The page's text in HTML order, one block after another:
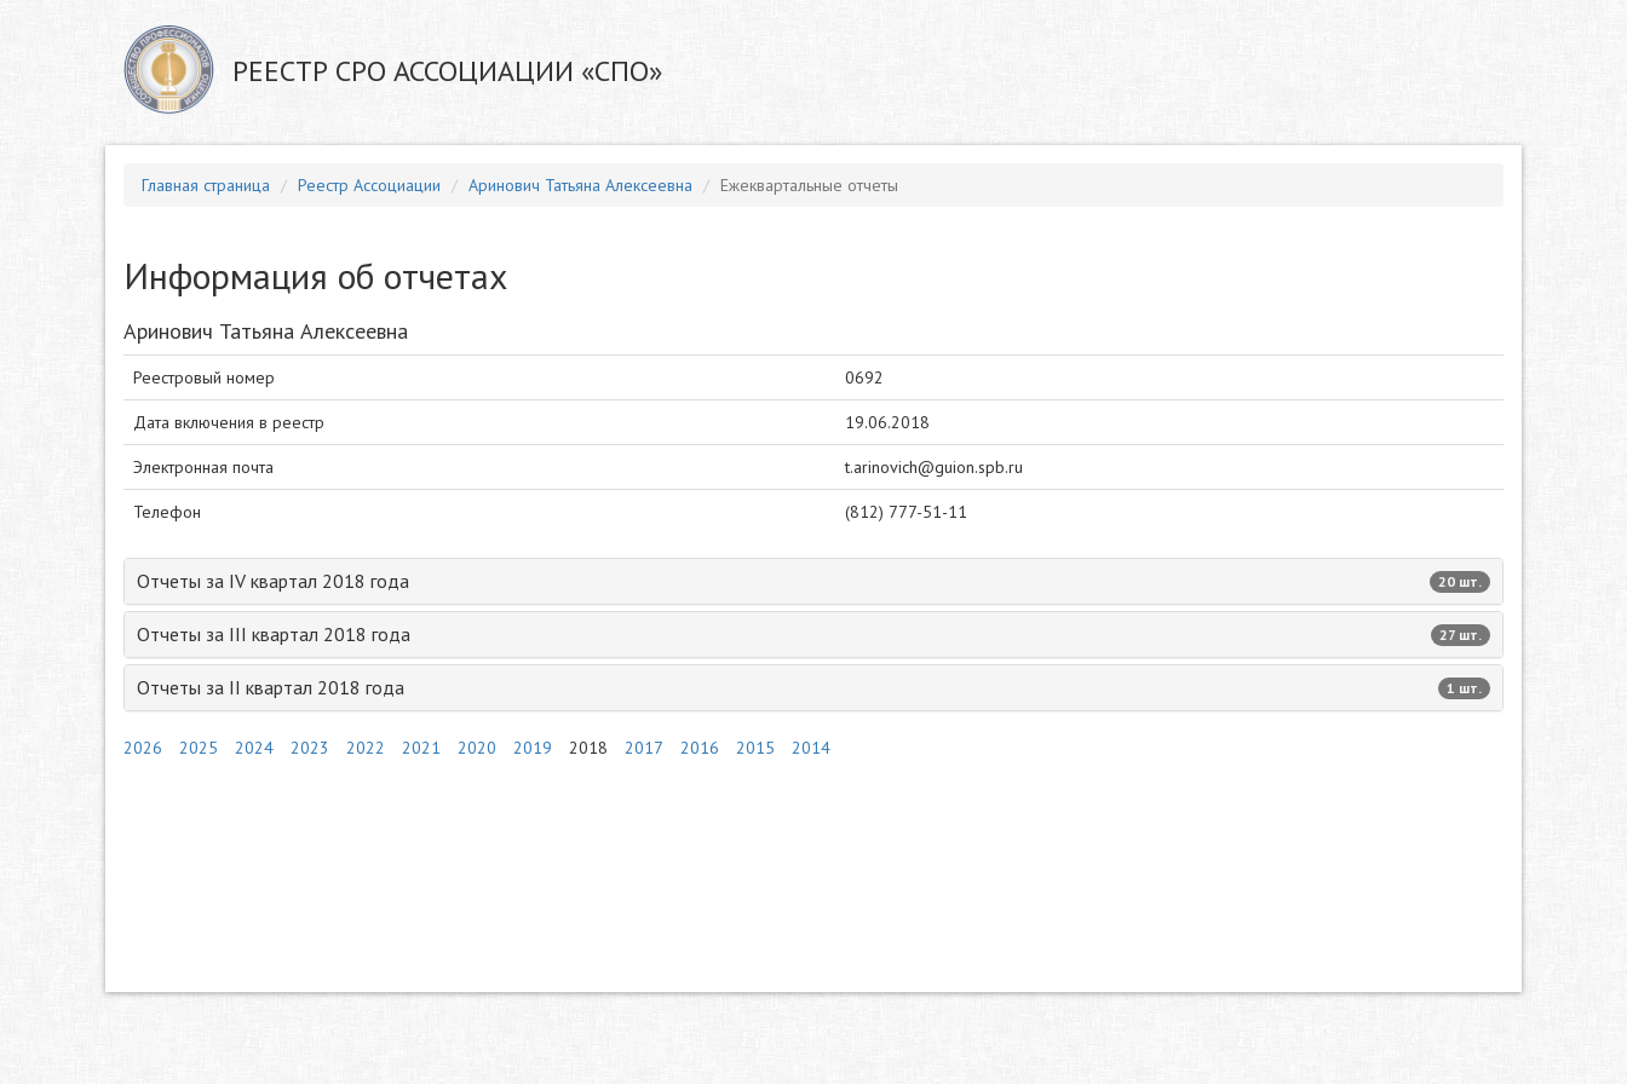
РЕЕСТР СРО АССОЦИАЦИИ «СПО»
Главная страница Реестр Ассоциации Аринович Татьяна Алексеевна Ежеквартальные отчеты
Информация об отчетах
Аринович Татьяна Алексеевна
Реестровый номер 0692
Дата включения в реестр 19.06.2018
Электронная почта t.arinovich@guion.spb.ru
Телефон (812) 777-51-11
Отчеты за IV квартал 2018 года 20 шт.
Отчеты за III квартал 2018 года 27 шт.
Отчеты за II квартал 2018 года 1 шт.
2026 2025 2024 2023 2022 2021 2020 2019 2018 2017 2016 2015 2014